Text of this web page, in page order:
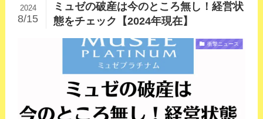
ミュゼの破産は今のところ無し！経営状
態をチェック【2024年現在】
2024
8/15
衝撃ニュース